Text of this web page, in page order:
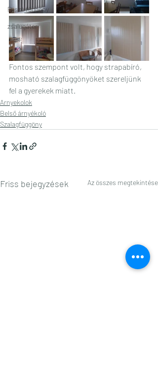
Pliszé függöny
zsalugáter
Fontos szempont volt, hogy strapabíró,
mosható szalagfüggönyöket szereljünk
fel a gyerekek miatt.
Arnyekolok
Belső árnyékoló
Szalagfüggöny
Friss bejegyzések Az összes megtekintése